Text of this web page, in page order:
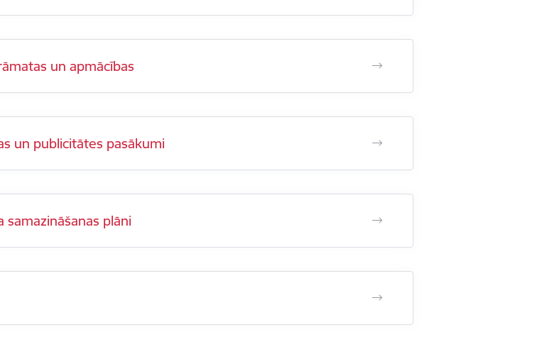
un apmācības
un publicitātes pasākumi
plāni